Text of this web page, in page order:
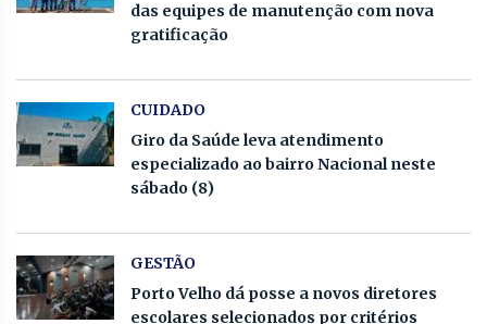
das equipes de manutenção com nova
gratificação
CUIDADO
Giro da Saúde leva atendimento
especializado ao bairro Nacional neste
sábado (8)
GESTÃO
Porto Velho dá posse a novos diretores
escolares selecionados por critérios